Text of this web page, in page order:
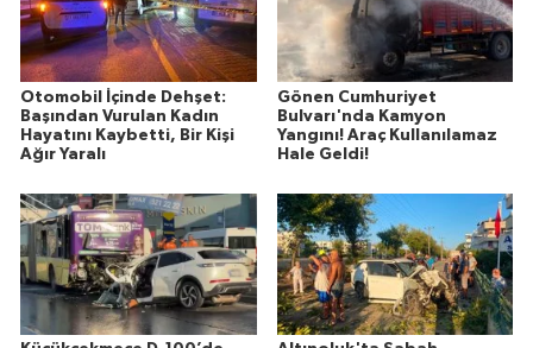
Otomobil İçinde Dehşet:
Başından Vurulan Kadın
Hayatını Kaybetti, Bir Kişi
Ağır Yaralı
Gönen Cumhuriyet
Bulvarı'nda Kamyon
Yangını! Araç Kullanılamaz
Hale Geldi!